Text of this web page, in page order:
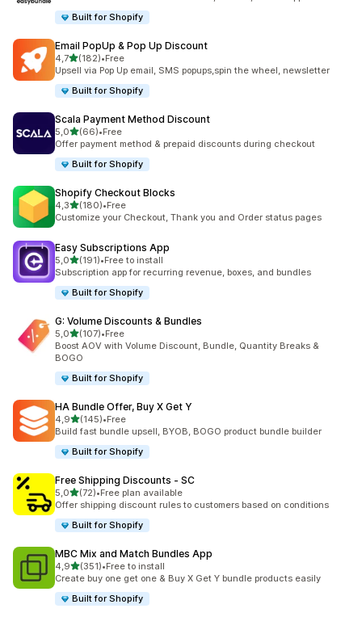
Built for Shopify
Email PopUp & Pop Up Discount
4,7de 5 estrelas
(182)
182 total de avaliações
•Free
Upsell via Pop Up email, SMS popups,spin the wheel, newsletter
Built for Shopify
Scala Payment Method Discount
5,0de 5 estrelas
(66)
66 total de avaliações
•Free
Offer payment method & prepaid discounts during checkout
Built for Shopify
Shopify Checkout Blocks
4,3de 5 estrelas
(180)
180 total de avaliações
•Free
Customize your Checkout, Thank you and Order status pages
Easy Subscriptions App
5,0de 5 estrelas
(191)
191 total de avaliações
•Free to install
Subscription app for recurring revenue, boxes, and bundles
Built for Shopify
G: Volume Discounts & Bundles
5,0de 5 estrelas
(107)
107 total de avaliações
•Free
Boost AOV with Volume Discount, Bundle, Quantity Breaks &
BOGO
Built for Shopify
HA Bundle Offer, Buy X Get Y
4,9de 5 estrelas
(145)
145 total de avaliações
•Free
Build fast bundle upsell, BYOB, BOGO product bundle builder
Built for Shopify
Free Shipping Discounts ‑ SC
5,0de 5 estrelas
(72)
72 total de avaliações
•Free plan available
Offer shipping discount rules to customers based on conditions
Built for Shopify
MBC Mix and Match Bundles App
4,9de 5 estrelas
(351)
351 total de avaliações
•Free to install
Create buy one get one & Buy X Get Y bundle products easily
Built for Shopify